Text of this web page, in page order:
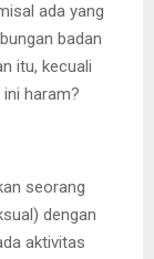
ada yang
badan
itu, kecuali
haram?
seorang
dengan
aktivitas